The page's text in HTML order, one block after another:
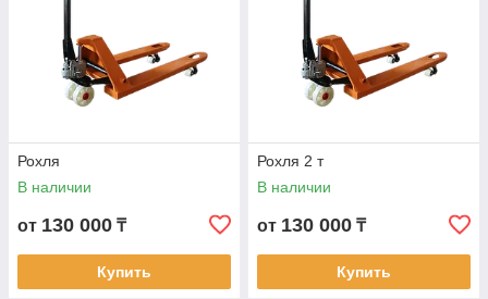
Рохля
В наличии
от 130 000 ₸
Купить
Рохля 2 т
В наличии
от 130 000 ₸
Купить